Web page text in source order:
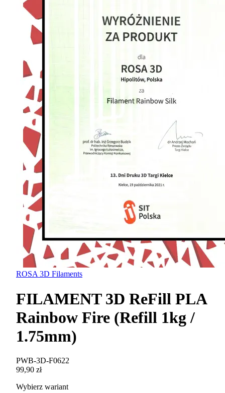
ROSA 3D Filaments
FILAMENT 3D ReFill PLA
Rainbow Fire (Refill 1kg /
1.75mm)
PWB-3D-F0622
99,90 zł
Wybierz wariant